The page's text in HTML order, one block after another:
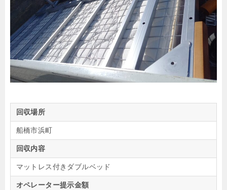
回収場所
船橋市浜町
回収内容
マットレス付きダブルベッド
オペレーター提示金額